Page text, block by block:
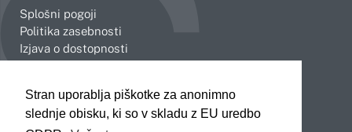
Stran uporablja piškotke za anonimno
slednje obisku, ki so v skladu z EU uredbo
Splošni pogoji
Politika zasebnosti
Izjava o dostopnosti
Celje
Koper
Novo mesto
Slovenj Gradec